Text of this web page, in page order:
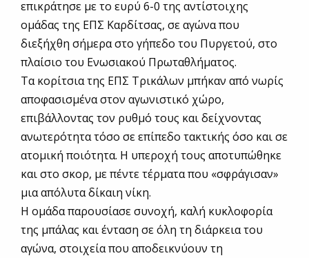
επικράτησε με το ευρύ 6-0 της αντίστοιχης
ομάδας της ΕΠΣ Καρδίτσας, σε αγώνα που
διεξήχθη σήμερα στο γήπεδο του Πυργετού, στο
πλαίσιο του Ενωσιακού Πρωταθλήματος.
Τα κορίτσια της ΕΠΣ Τρικάλων μπήκαν από νωρίς
αποφασισμένα στον αγωνιστικό χώρο,
επιβάλλοντας τον ρυθμό τους και δείχνοντας
ανωτερότητα τόσο σε επίπεδο τακτικής όσο και σε
ατομική ποιότητα. Η υπεροχή τους αποτυπώθηκε
και στο σκορ, με πέντε τέρματα που «σφράγισαν»
μια απόλυτα δίκαιη νίκη.
Η ομάδα παρουσίασε συνοχή, καλή κυκλοφορία
της μπάλας και ένταση σε όλη τη διάρκεια του
αγώνα, στοιχεία που αποδεικνύουν τη